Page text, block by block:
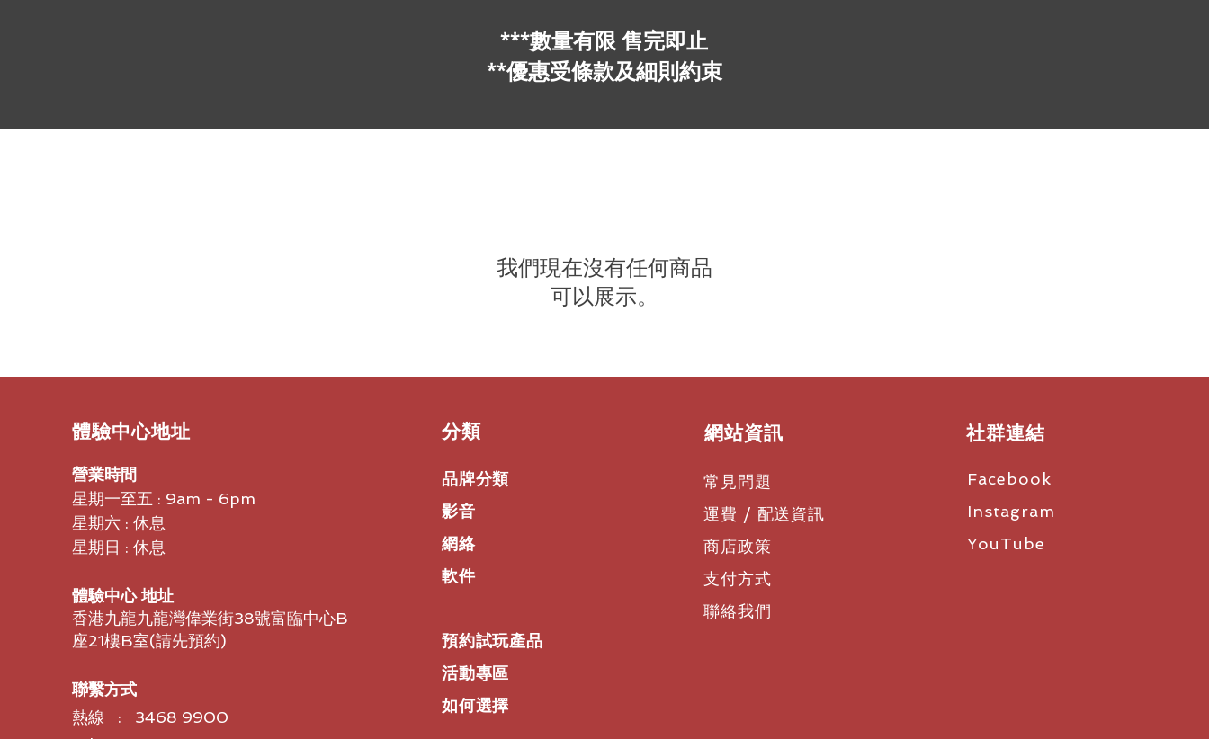
***數量有限 售完即止
**優惠受條款及細則約束
我們現在沒有任何商品
可以展示。
​體驗中心地址
營業時間
星期一至五 : 9am - 6pm
星期六 : 休息
星期日 : 休息
體驗中心 地址
香港九龍九龍灣偉業街38號富臨中心B
座21樓B室​(請先預約)
聯繫方式
熱線 : 3468 9900
​分類
品牌分類
影音
網絡
軟件
預約試玩產品
活動專區
如何選擇
​網站資訊
常見問題
運費 / 配送資訊
商店政策
支付方式
聯絡我們
社群連結
Facebook
Instagram
YouTube